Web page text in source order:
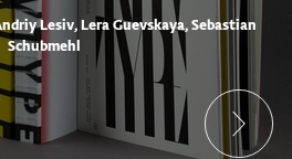
Lesiv, Lera Guevskaya, Sebastian
Schubmehl